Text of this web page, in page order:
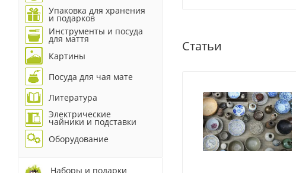
Статьи
Упаковка для хранения
и подарков
Инструменты и посуда
для маття
Картины
Посуда для чая мате
Литература
Электрические
чайники и подставки
Оборудование
Наборы и подарки